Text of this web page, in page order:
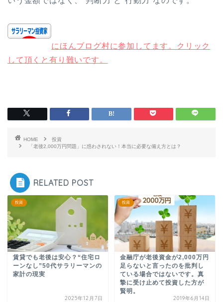
にほんブログ村に参加してます。クリック
して頂くと有り難いです。
HOME
投資
「老後2,000万円問題」に惑わされない！本当に必要な備え方とは？
RELATED POST
投資
賃貸でも老後は安心？“住宅ロ
ーンなし”50代サラリーマンの
家計の現実
2025年12月7日
投資
金融庁が老後資金が2,000万円
足らないと言ったのを批判し
ている場合ではないです。真
摯に受け止めて投資した方が
賢明。
2019年6月14日